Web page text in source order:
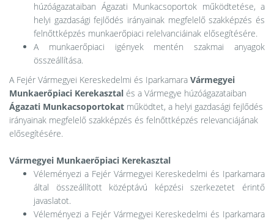
húzóágazataiban Ágazati Munkacsoportok működtetése, a
helyi gazdasági fejlődés irányainak megfelelő szakképzés és
felnőttképzés munkaerőpiaci relelvanciáinak elősegítésére.
A munkaerőpiaci igények mentén szakmai anyagok
összeállítása.
A Fejér Vármegyei Kereskedelmi és Iparkamara Vármegyei
Munkaerőpiaci Kerekasztal és a Vármegye húzóágazataiban
Ágazati Munkacsoportokat működtet, a helyi gazdasági fejlődés
irányainak megfelelő szakképzés és felnőttképzés relevanciájának
elősegítésére.
Vármegyei Munkaerőpiaci Kerekasztal
Véleményezi a Fejér Vármegyei Kereskedelmi és Iparkamara
által összeállított középtávú képzési szerkezetet érintő
javaslatot.
Véleményezi a Fejér Vármegyei Kereskedelmi és Iparkamara